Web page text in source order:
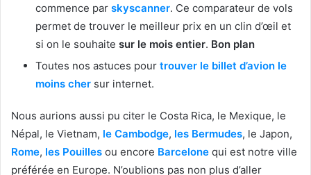
commence par skyscanner. Ce comparateur de vols
permet de trouver le meilleur prix en un clin d’œil et
si on le souhaite sur le mois entier. Bon plan
Toutes nos astuces pour trouver le billet d’avion le
moins cher sur internet.
Nous aurions aussi pu citer le Costa Rica, le Mexique, le
Népal, le Vietnam, le Cambodge, les Bermudes, le Japon,
Rome, les Pouilles ou encore Barcelone qui est notre ville
préférée en Europe. N’oublions pas non plus d’aller